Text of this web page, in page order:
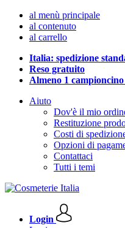
al menù principale
al contenuto
al carrello
Italia: spedizione
Reso gratuito
Almeno 1
Aiuto
Dov'è il mio
Restituzione
Costi di
Opzioni di
Contattaci
Tutti i temi
Login